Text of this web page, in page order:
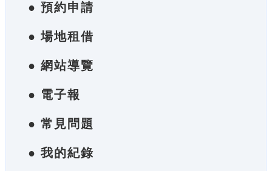
● 預約申請
● 場地租借
● 網站導覽
● 電子報
● 常見問題
● 我的紀錄